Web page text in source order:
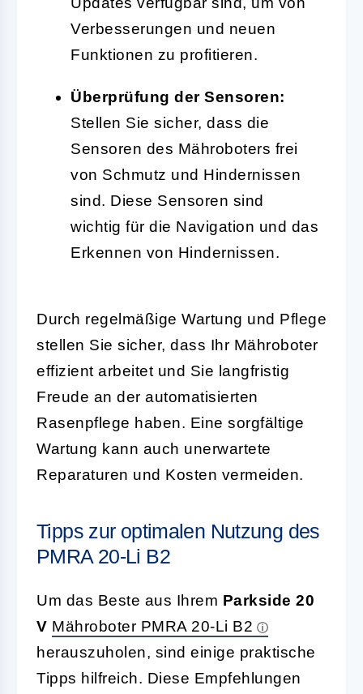
Verbesserungen und neuen
Funktionen zu profitieren.
Überprüfung der Sensoren:
Stellen Sie sicher, dass die
Sensoren des Mähroboters frei
von Schmutz und Hindernissen
sind. Diese Sensoren sind
wichtig für die Navigation und das
Erkennen von Hindernissen.
Durch regelmäßige Wartung und Pflege
stellen Sie sicher, dass Ihr Mähroboter
effizient arbeitet und Sie langfristig
Freude an der automatisierten
Rasenpflege haben. Eine sorgfältige
Wartung kann auch unerwartete
Reparaturen und Kosten vermeiden.
Tipps zur optimalen Nutzung des
PMRA 20-Li B2
Um das Beste aus Ihrem Parkside 20
V Mähroboter PMRA 20-Li B2
herauszuholen, sind einige praktische
Tipps hilfreich. Diese Empfehlungen